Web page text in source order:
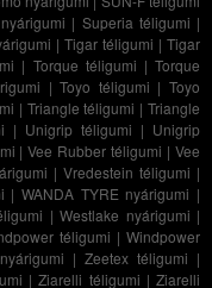
| Superia téligumi |
| Tigar téligumi |Tigar
| Torque téligumi |Torque
|Toyo téligumi |Toyo
| Triangle téligumi |Triangle
| Unigrip téligumi | Unigrip
|Vee Rubber téligumi |Vee
|Vredestein téligumi |
| WANDA TYRE nyárigumi |
|Westlake nyárigumi |
téligumi | Windpower
|Zeetex téligumi |
|Ziarelli téligumi | Ziarelli